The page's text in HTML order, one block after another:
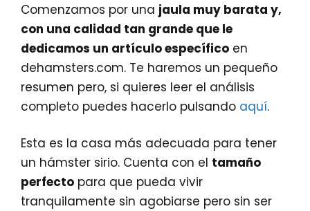
Comenzamos por una jaula muy barata y,
con una calidad tan grande que le
dedicamos un artículo específico en
dehamsters.com. Te haremos un pequeño
resumen pero, si quieres leer el análisis
completo puedes hacerlo pulsando aquí.
Esta es la casa más adecuada para tener
un hámster sirio. Cuenta con el tamaño
perfecto para que pueda vivir
tranquilamente sin agobiarse pero sin ser